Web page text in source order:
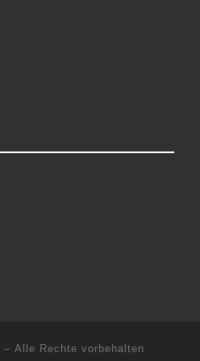
– Alle Rechte vorbehalten